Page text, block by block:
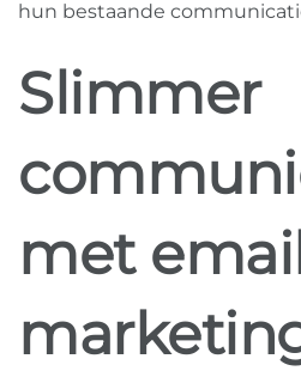
hun bestaande
Slimmer
met